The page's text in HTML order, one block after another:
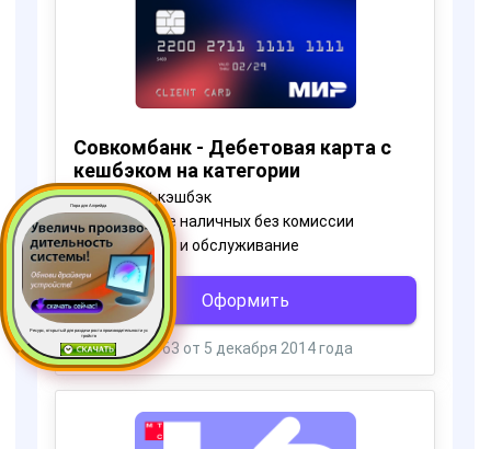
Пора для Апгрейда
Ресурс, открытый для раздачи роста производительности ус
тройств